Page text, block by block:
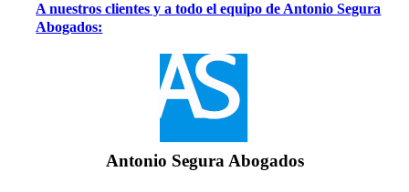
A nuestros clientes y a todo el equipo de Antonio Segura
Abogados:
Antonio Segura Abogados